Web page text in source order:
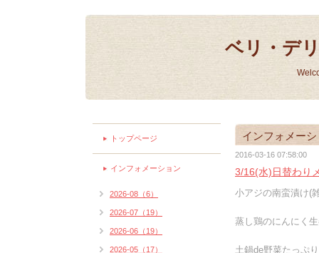
ベリ・デ
インフォメー
2016-03-16 07:58:00
3/16(水)日替わり
小アジの南蛮漬け(
蒸し鶏のにんにく
土鍋de野菜たっぷ
トップページ
インフォメーション
2026-08（6）
2026-07（19）
2026-06（19）
2026-05（17）